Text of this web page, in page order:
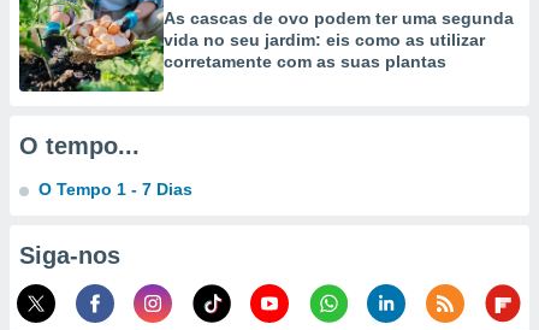
medir
da
medir o
dos
de
de dados
dados
As cascas de ovo podem ter uma segunda
vida no seu jardim: eis como as utilizar
corretamente com as suas plantas
O tempo...
O Tempo 1 - 7 Dias
Siga-nos